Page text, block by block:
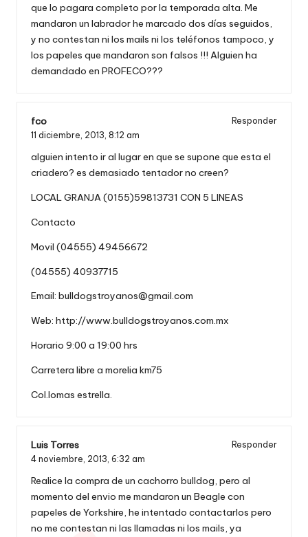
que lo pagara completo por la temporada alta. Me
mandaron un labrador he marcado dos días seguidos,
y no contestan ni los mails ni los teléfonos tampoco, y
los papeles que mandaron son falsos !!! Alguien ha
demandado en PROFECO???
fco
Responder
11 diciembre, 2013, 8:12 am
alguien intento ir al lugar en que se supone que esta el
criadero? es demasiado tentador no creen?
LOCAL GRANJA (0155)59813731 CON 5 LINEAS
Contacto
Movil (04555) 49456672
(04555) 40937715
Email: bulldogstroyanos@gmail.com
Web: http://www.bulldogstroyanos.com.mx
Horario 9:00 a 19:00 hrs
Carretera libre a morelia km75
Col.lomas estrella.
Luis Torres
Responder
4 noviembre, 2013, 6:32 am
Realice la compra de un cachorro bulldog, pero al
momento del envio me mandaron un Beagle con
papeles de Yorkshire, he intentado contactarlos pero
no me contestan ni las llamadas ni los mails, ya